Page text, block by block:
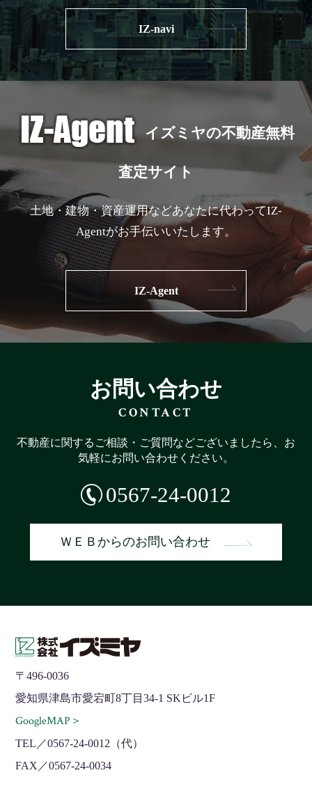
IZ-navi
イズミヤの不動産無料
査定サイト
土地・建物・資産運用などあなたに代わってIZ-
Agentがお手伝いいたします。
IZ-Agent
お問い合わせ
CONTACT
不動産に関するご相談・ご質問などございましたら、お
気軽にお問い合わせください。
0567-24-0012
ＷＥＢからのお問い合わせ
〒496-0036
愛知県津島市愛宕町8丁目34-1 SKビル1F
GoogleMAP＞
TEL／0567-24-0012（代）
FAX／0567-24-0034